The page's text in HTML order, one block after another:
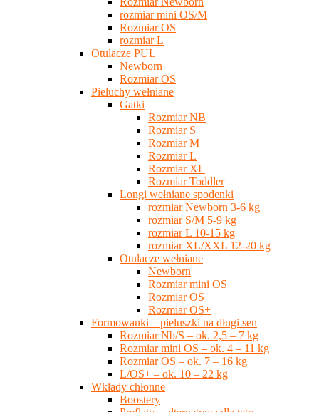
rozmiar mini OS/M
Rozmiar OS
rozmiar L
Otulacze PUL
Newborn
Rozmiar OS
Pieluchy wełniane
Gatki
Rozmiar NB
Rozmiar S
Rozmiar M
Rozmiar L
Rozmiar XL
Rozmiar Toddler
Longi wełniane spodenki
rozmiar Newborn 3-6 kg
rozmiar S/M 5-9 kg
rozmiar L 10-15 kg
rozmiar XL/XXL 12-20 kg
Otulacze wełniane
Newborn
Rozmiar mini OS
Rozmiar OS
Rozmiar OS+
Formowanki – pieluszki na długi sen
Rozmiar Nb/S – ok. 2,5 – 7 kg
Rozmiar mini OS – ok. 4 – 11 kg
Rozmiar OS – ok. 7 – 16 kg
L/OS+ – ok. 10 – 22 kg
Wkłady chłonne
Boostery